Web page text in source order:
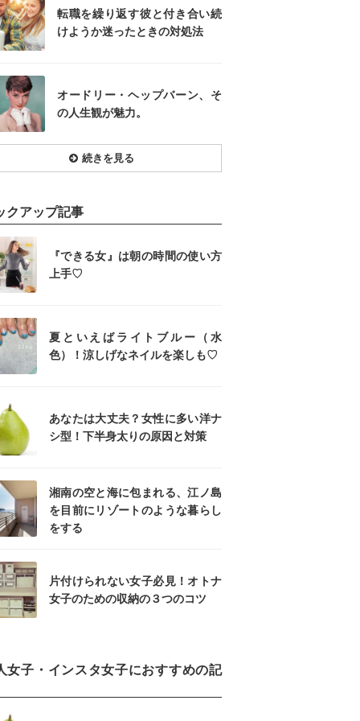
転職を繰り返す彼と付き合い続
けようか迷ったときの対処法
オードリー・ヘップバーン、そ
の人生観が魅力。
続きを見る
クアップ記事
『できる女』は朝の時間の使い方
上手♡
夏といえばライトブルー（水
色）！涼しげなネイルを楽しも♡
あなたは大丈夫？女性に多い洋ナ
シ型！下半身太りの原因と対策
湘南の空と海に包まれる、江ノ島
を目前にリゾートのような暮らし
をする
片付けられない女子必見！オトナ
女子のための収納の３つのコツ
女子・インスタ女子におすすめの記